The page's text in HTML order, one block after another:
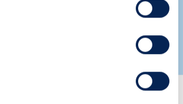
hur vi jobbar